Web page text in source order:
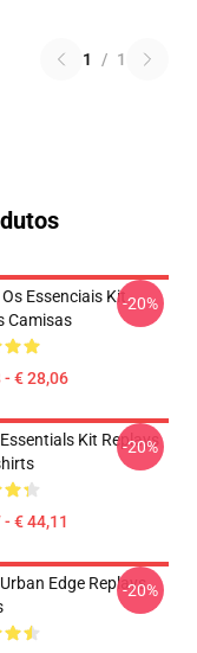
1 / 1
Essenciais Kit
Camisas
- € 28,06
-20%
Kit Replays
€ 44,11
-20%
Edge Replays
-20%